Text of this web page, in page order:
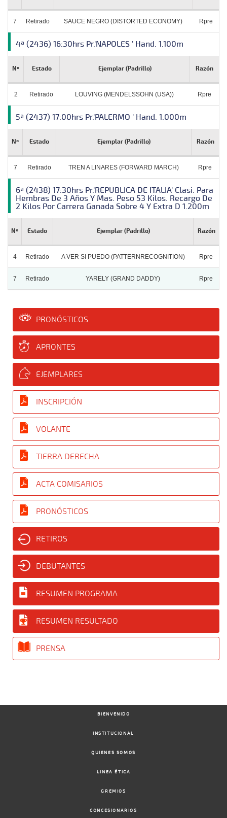
7 Retirado SAUCE NEGRO (DISTORTED ECONOMY) Rpre
4ª (2436) 16:30hrs Pr.'NAPOLES ' Hand. 1.100m
Nº Estado Ejemplar (Padrillo) Razón
2 Retirado LOUVING (MENDELSSOHN (USA)) Rpre
5ª (2437) 17:00hrs Pr.'PALERMO ' Hand. 1.000m
Nº Estado Ejemplar (Padrillo) Razón
7 Retirado TREN A LINARES (FORWARD MARCH) Rpre
6ª (2438) 17:30hrs Pr.'REPUBLICA DE ITALIA' Clasi. Para
Hembras De 3 Años Y Mas. Peso 53 Kilos. Recargo De
2 Kilos Por Carrera Ganada Sobre 4 Y Extra D 1.200m
Nº Estado Ejemplar (Padrillo) Razón
4 Retirado A VER SI PUEDO (PATTERNRECOGNITION) Rpre
7 Retirado YARELY (GRAND DADDY) Rpre
PRONÓSTICOS
APRONTES
EJEMPLARES
INSCRIPCIÓN
VOLANTE
TIERRA DERECHA
ACTA COMISARIOS
PRONÓSTICOS
RETIROS
DEBUTANTES
RESUMEN PROGRAMA
RESUMEN RESULTADO
PRENSA
BIENVENIDO
INSTITUCIONAL
QUIENES SOMOS
LINEA ÉTICA
GREMIOS
CONCESIONARIOS